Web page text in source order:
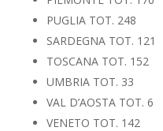
PUGLIA TOT. 248
SARDEGNA TOT. 121
TOSCANA TOT. 152
UMBRIA TOT. 33
VAL D’AOSTA TOT. 6
VENETO TOT. 142